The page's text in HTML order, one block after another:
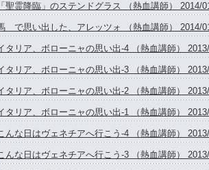
「聖霊降臨」のステンドグラス （熱血講師） 2014/
で思い出した、アレッツォ （熱血講師） 2014/
タリア、ボローニャの思い出-4 （熱血講師）
タリア、ボローニャの思い出-3 （熱血講師）
タリア、ボローニャの思い出-2 （熱血講師）
タリア、ボローニャの思い出-1 （熱血講師）
んな日はヴェネチアへ行こう-4 （熱血講師）
んな日はヴェネチアへ行こう-3 （熱血講師）